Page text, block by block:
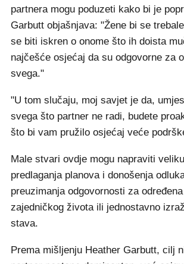
partnera mogu poduzeti kako bi je
Garbutt objašnjava: "Žene bi se
se biti iskren o onome što ih doista
najčešće osjećaj da su odgovorne za
svega."
"U tom slučaju, moj savjet je da,
svega što partner ne radi, budete
što bi vam pružilo osjećaj veće
Male stvari ovdje mogu napraviti
predlaganja planova i donošenja
preuzimanja odgovornosti za
zajedničkog života ili jednostavno
stava.
Prema mišljenju Heather Garbutt, cilj